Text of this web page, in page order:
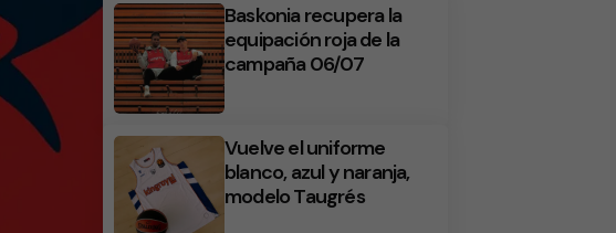
Baskonia recupera la
equipación roja de la
campaña 06/07
Vuelve el uniforme
blanco, azul y naranja,
modelo Taugrés